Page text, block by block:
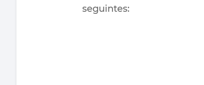
seguintes: